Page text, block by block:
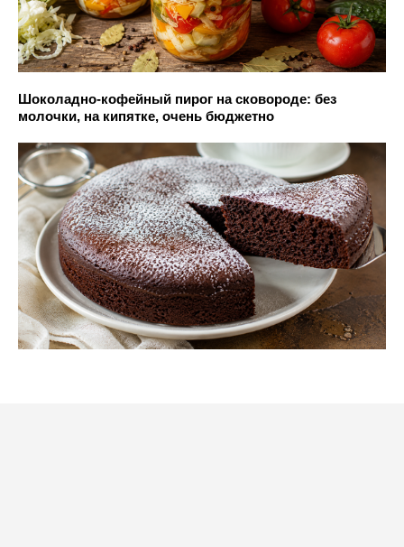
Шоколадно-кофейный пирог на сковороде: без
молочки, на кипятке, очень бюджетно